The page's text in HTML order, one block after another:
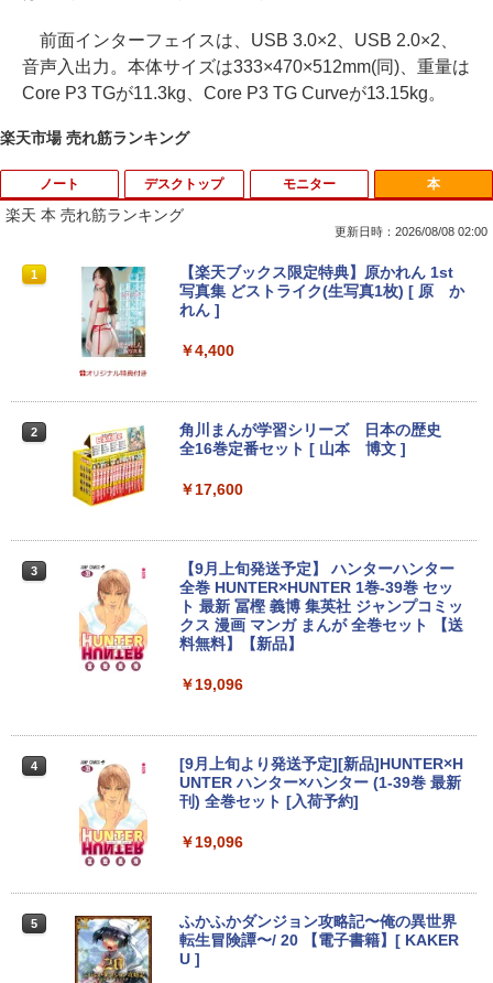
前面インターフェイスは、USB 3.0×2、USB 2.0×2、
音声入出力。本体サイズは333×470×512mm(同)、重量は
Core P3 TGが11.3kg、Core P3 TG Curveが13.15kg。
楽天市場 売れ筋ランキング
ノート
1
[訳アリ★格安] ノートパソコン Window
s11 15.6型 HP 250 G7 第七世代 Core-i3
メモリ8GB SSD128GB 15.6インチ 無線
ルチ Bluetooth USB3.0 SDカード ノー
￥12,800
U メモリ8GB SSD256GB 15インチ フル
HD Windows11 Home WEBカメラ 無線
LAN テンキー DVDマルチ P75F 1年保証
レビュー特典:WPS Office Bランク パソ
コン ノートパソコン デル 中古ノートPC
￥30,800
3
【★最大100%ポイント】【第8世代 4コ
ア・8スレッド】富士通 LIFEBOOK A57
9/第8世代 Core i5/メモリ: 8GB/16GB/新
品 SSD:256GB/512GB/1TB/DVD/Wi-fi/1
5.6型/Office/HDMI/USB3.1/中古PC 中古
対応
￥27,800
【1500円OFFクーポン】【WEBカメラ
デスクトップ モニター
1
PHILIPS 241V8 LED液晶モニター 23.8
インチワイド ブラック 1920×1080 （フ
ルHD）16:9 IPSパネル 非光沢 ノングレ
拠 PS4 switch 対応 スイッチ 【中古】
00-8/11 01:59】Xiaomi Monitor A24i 20
万色 300nits ΔE＜1 低ブルーライト 大
画面 TÜV認証 目にやさしい 調整可能な
スタンド VESA
￥12,580
ワイド］ VA249HG
￥13,800
0Hz/5ms/HDMI/DP/USB Type-C/VESA/5
年保証・無輝点保証)(ホワイト) LCD-C2
42SDW
￥25,977
本
楽天 本 売れ筋ランキング
更新日時：2026/08/08 02:00
1
【楽天ブックス限定特典】原かれん 1st
写真集 どストライク(生写真1枚) [ 原 か
れん ]
￥4,400
2
角川まんが学習シリーズ 日本の歴史
全16巻定番セット [ 山本 博文 ]
￥17,600
3
【9月上旬発送予定】 ハンターハンター
全巻 HUNTER×HUNTER 1巻-39巻 セッ
ト 最新 冨樫 義博 集英社 ジャンプコミッ
クス 漫画 マンガ まんが 全巻セット 【送
料無料】【新品】
￥19,096
4
[9月上旬より発送予定][新品]HUNTER×H
UNTER ハンター×ハンター (1-39巻 最新
刊) 全巻セット [入荷予約]
￥19,096
5
ふかふかダンジョン攻略記〜俺の異世界
転生冒険譚〜/ 20 【電子書籍】[ KAKER
U ]